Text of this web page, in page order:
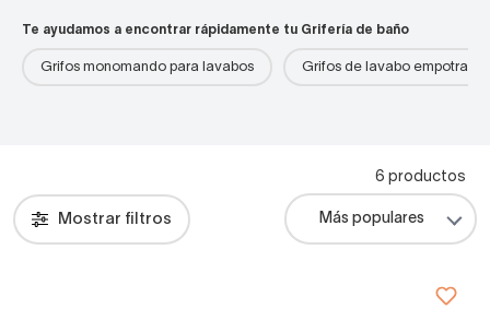
Te ayudamos a encontrar rápidamente tu Grifería de baño
Grifos monomando para lavabos Grifos de lavabo
Mostrar filtros
6 productos